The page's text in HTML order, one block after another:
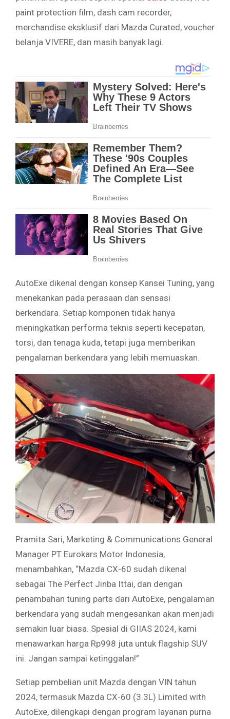
paint protection film, dash cam recorder,
merchandise eksklusif dari Mazda Curated, voucher
belanja VIVERE, dan masih banyak lagi.
AutoExe dikenal dengan konsep Kansei Tuning, yang
menekankan pada perasaan dan sensasi
berkendara. Setiap komponen tidak hanya
meningkatkan performa teknis seperti kecepatan,
torsi, dan tenaga kuda, tetapi juga memberikan
pengalaman berkendara yang lebih memuaskan.
Pramita Sari, Marketing & Communications General
Manager PT Eurokars Motor Indonesia,
menambahkan, “Mazda CX-60 sudah dikenal
sebagai The Perfect Jinba Ittai, dan dengan
penambahan tuning parts dari AutoExe, pengalaman
berkendara yang sudah mengesankan akan menjadi
semakin luar biasa. Spesial di GIIAS 2024, kami
menawarkan harga Rp998 juta untuk flagship SUV
ini. Jangan sampai ketinggalan!”
Setiap pembelian unit Mazda dengan VIN tahun
2024, termasuk Mazda CX-60 (3.3L) Limited with
AutoExe, dilengkapi dengan program layanan purna